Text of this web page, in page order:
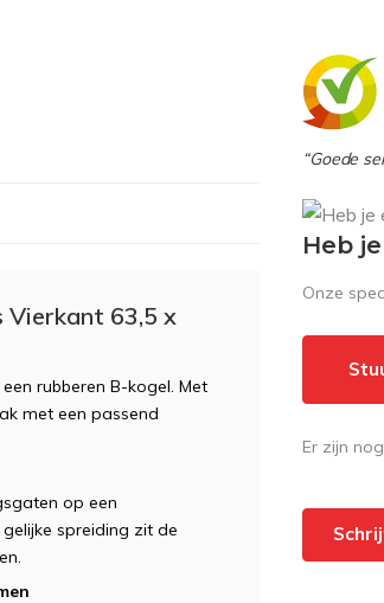
“Goede
Vierkant 63,5 x
rubberen B-kogel. Met
met een passend
op een
spreiding zit de
Heb
Onze
Er zijn